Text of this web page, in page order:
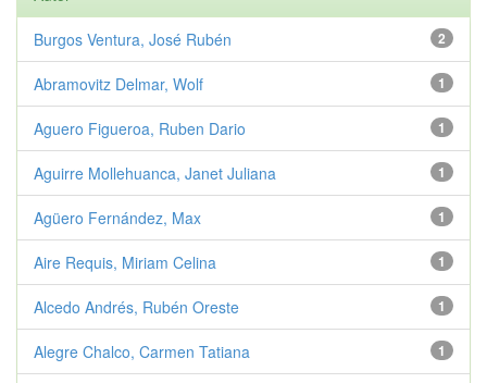
2
Burgos Ventura, José Rubén
1
Abramovitz Delmar, Wolf
1
Aguero Figueroa, Ruben Dario
1
Aguirre Mollehuanca, Janet Juliana
1
Agüero Fernández, Max
1
Aire Requis, Miriam Celina
1
Alcedo Andrés, Rubén Oreste
1
Alegre Chalco, Carmen Tatiana